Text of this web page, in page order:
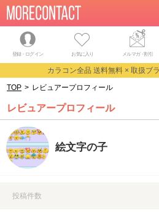
登録・ログイン お気に入り メルマガ・割引
カラコン全品 送料無料 × 取扱ブ
TOP > レビュアープロフィール
レビュアープロフィール
絵文字の子
投稿件数